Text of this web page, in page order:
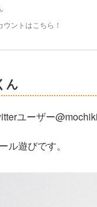
ントはこちら！
ん
ユーザー
ル遊びです。